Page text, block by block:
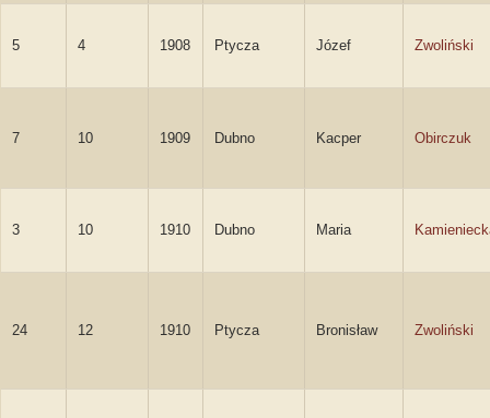
5 4 1908 Ptycza Józef Zwoliński
7 10 1909 Dubno Kacper Obirczuk
3 10 1910 Dubno Maria
24 12 1910 Ptycza Bronisław Zwoliński